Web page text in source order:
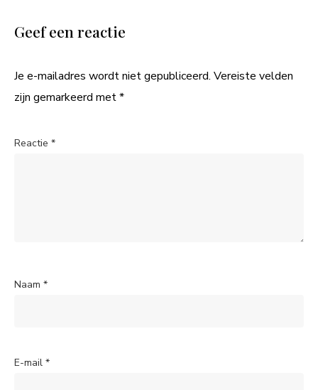
Geef een reactie
Je e-mailadres wordt niet gepubliceerd. Vereiste velden
zijn gemarkeerd met*
Reactie *
Naam *
E-mail *